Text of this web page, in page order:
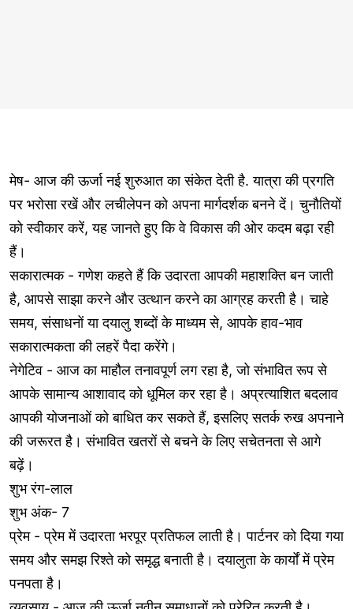
मेष- आज की ऊर्जा नई शुरुआत का संकेत देती है. यात्रा की प्रगति
पर भरोसा रखें और लचीलेपन को अपना मार्गदर्शक बनने दें। चुनौतियों
को स्वीकार करें, यह जानते हुए कि वे विकास की ओर कदम बढ़ा रही
हैं।
सकारात्मक - गणेश कहते हैं कि उदारता आपकी महाशक्ति बन जाती
है, आपसे साझा करने और उत्थान करने का आग्रह करती है। चाहे
समय, संसाधनों या दयालु शब्दों के माध्यम से, आपके हाव-भाव
सकारात्मकता की लहरें पैदा करेंगे।
नेगेटिव - आज का माहौल तनावपूर्ण लग रहा है, जो संभावित रूप से
आपके सामान्य आशावाद को धूमिल कर रहा है। अप्रत्याशित बदलाव
आपकी योजनाओं को बाधित कर सकते हैं, इसलिए सतर्क रुख अपनाने
की जरूरत है। संभावित खतरों से बचने के लिए सचेतनता से आगे
बढ़ें।
शुभ रंग-लाल
शुभ अंक- 7
प्रेम - प्रेम में उदारता भरपूर प्रतिफल लाती है। पार्टनर को दिया गया
समय और समझ रिश्ते को समृद्ध बनाती है। दयालुता के कार्यों में प्रेम
पनपता है।